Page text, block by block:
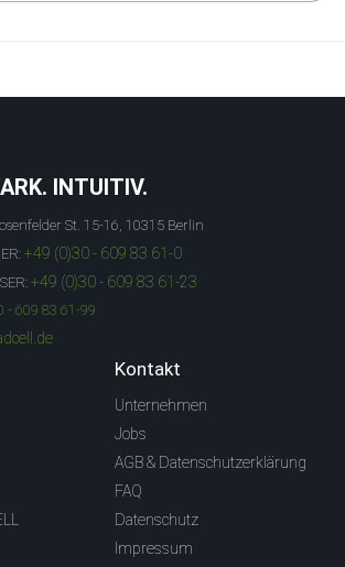
INTUITIV.
St. 15-16, 10315 Berlin
+49 (0)30 - 609 83 61-0
+49 (0)30 - 609 83 61-23
- 609 83 61-99
Kontakt
Unternehmen
Jobs
AGB & Datenschutzerklärung
FAQ
Datenschutz
Impressum